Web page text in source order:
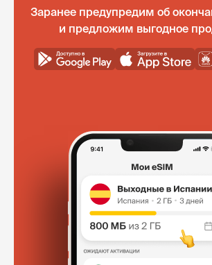
Заранее предупредим об
и предложим выгодное